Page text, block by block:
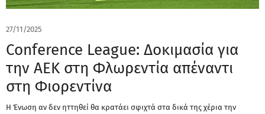
27/11/2025
Conference League: Δοκιμασία για
την ΑΕΚ στη Φλωρεντία απέναντι
στη Φιορεντίνα
Η Ένωση αν δεν ηττηθεί θα κρατάει σφιχτά στα δικά της χέρια την